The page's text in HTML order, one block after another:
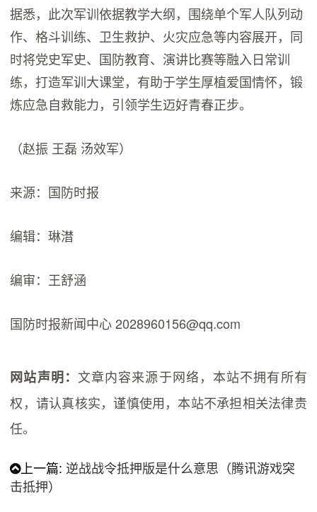
据悉，此次军训依据教学大纲，围绕单个军人队列动
作、格斗训练、卫生救护、火灾应急等内容展开，同
时将党史军史、国防教育、演讲比赛等融入日常训
练，打造军训大课堂，有助于学生厚植爱国情怀，锻
炼应急自救能力，引领学生迈好青春正步。
（赵振 王磊 汤效军）
来源：国防时报
编辑：琳澘
编审：王舒涵
国防时报新闻中心 2028960156@qq.com
网站声明： 文章内容来源于网络，本站不拥有所有
权，请认真核实，谨慎使用，本站不承担相关法律责
任。
上一篇: 逆战战令抵押版是什么意思（腾讯游戏突
击抵押）